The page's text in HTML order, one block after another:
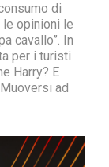
di
opinioni le
cavallo”. In
per i turisti
Harry? E
ad